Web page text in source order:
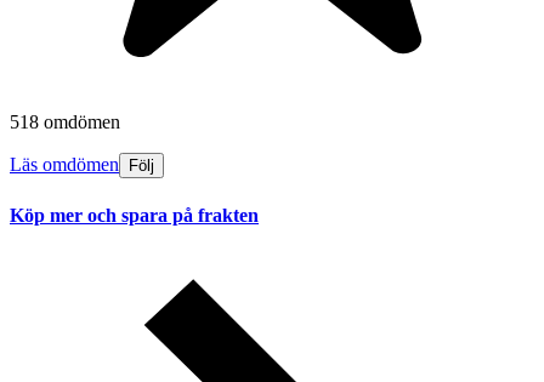
518 omdömen
Läs omdömen Följ
Köp mer och spara på frakten